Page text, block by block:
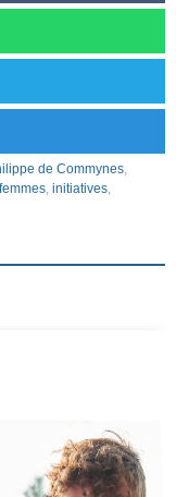
de Commynes,
femmes, initiatives,